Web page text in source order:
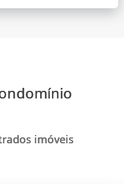
imóveis